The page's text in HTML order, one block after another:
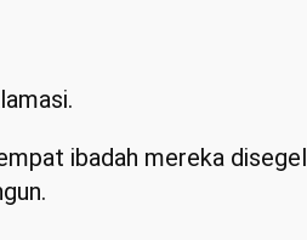
ibadah mereka disegel